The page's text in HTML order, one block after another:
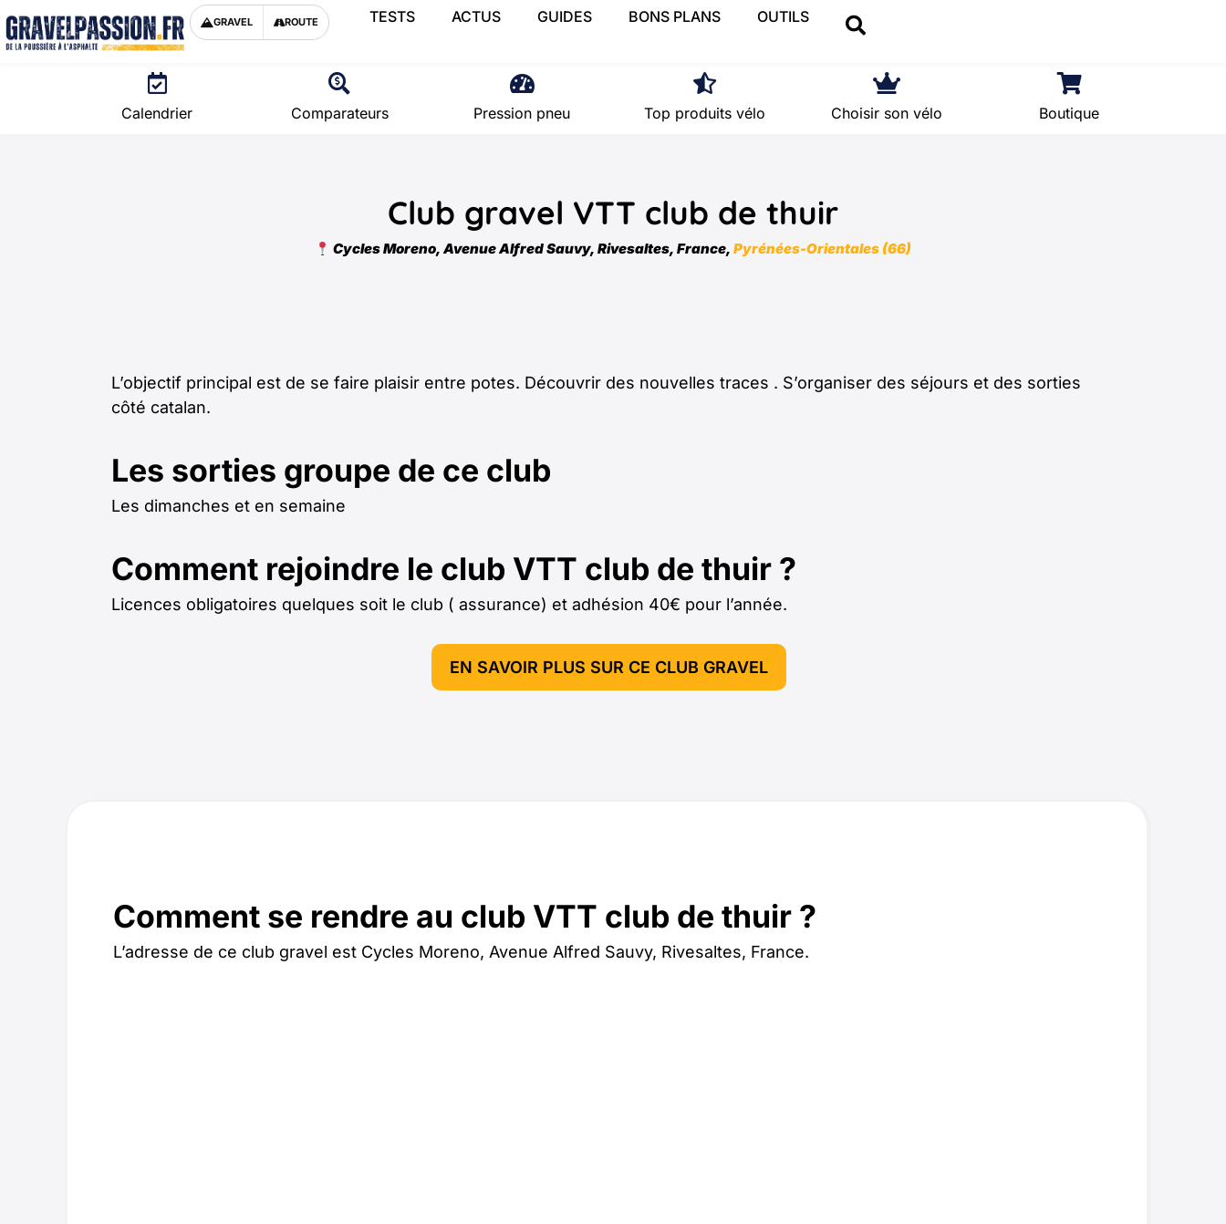
GRAVEL ROUTE TESTS ACTUS GUIDES BONS PLANS OUTILS
Calendrier Comparateurs Pression pneu Top produits vélo Choisir son vélo Boutique
Club gravel VTT club de thuir
Cycles Moreno, Avenue Alfred Sauvy, Rivesaltes, France,Pyrénées-Orientales (66)
L’objectif principal est de se faire plaisir entre potes. Découvrir des nouvelles traces . S’organiser des séjours et des sorties
côté catalan.
Les sorties groupe de ce club
Les dimanches et en semaine
Comment rejoindre le club VTT club de thuir ?
Licences obligatoires quelques soit le club ( assurance) et adhésion 40€ pour l’année.
EN SAVOIR PLUS SUR CE CLUB GRAVEL
Comment se rendre au club VTT club de thuir ?
L’adresse de ce club gravel est Cycles Moreno, Avenue Alfred Sauvy, Rivesaltes, France.